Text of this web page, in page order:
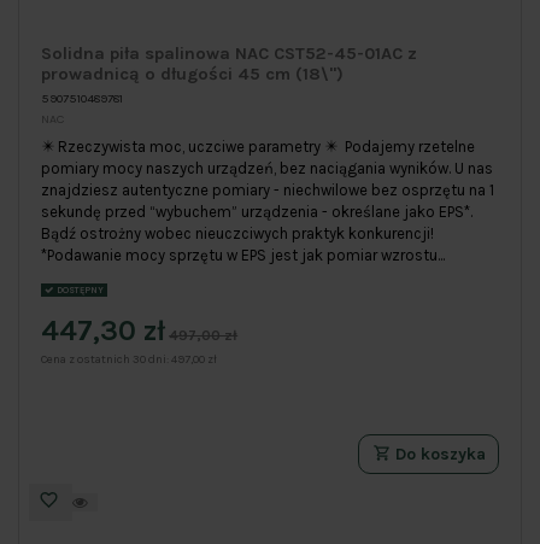
Solidna piła spalinowa NAC CST52-45-01AC z
prowadnicą o długości 45 cm (18\")
5907510489781
NAC
✴️ Rzeczywista moc, uczciwe parametry ✴️ Podajemy rzetelne
pomiary mocy naszych urządzeń, bez naciągania wyników. U nas
znajdziesz autentyczne pomiary - niechwilowe bez osprzętu na 1
sekundę przed “wybuchem” urządzenia - określane jako EPS*.
Bądź ostrożny wobec nieuczciwych praktyk konkurencji!
*Podawanie mocy sprzętu w EPS jest jak pomiar wzrostu...
DOSTĘPNY
447,30 zł 497,00 zł
Cena z ostatnich 30 dni:497,00 zł
Do koszyka